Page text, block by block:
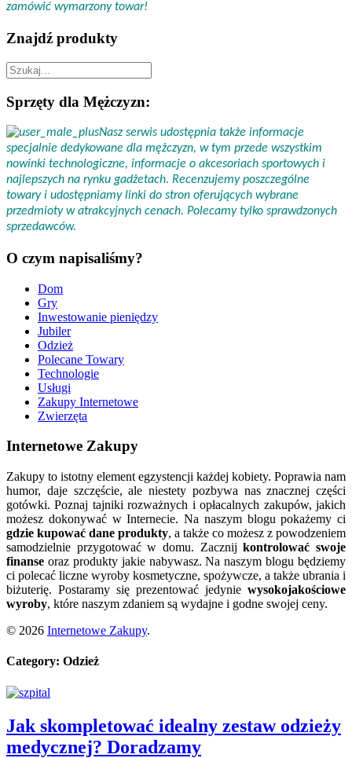
zamówić wymarzony towar!
Znajdź produkty
Sprzęty dla Mężczyzn:
Nasz serwis udostępnia także informacje
specjalnie dedykowane dla mężczyzn, w tym przede wszystkim
nowinki technologiczne, informacje o akcesoriach sportowych i
najlepszych na rynku gadżetach. Recenzujemy poszczególne
towary i udostępniamy linki do stron oferujących wybrane
przedmioty w atrakcyjnych cenach. Polecamy tylko sprawdzonych
sprzedawców.
O czym napisaliśmy?
Dom
Gry
Inwestowanie pieniędzy
Jubiler
Odzież
Polecane Towary
Technologie
Usługi
Zakupy Internetowe
Zwierzęta
Internetowe Zakupy
Zakupy to istotny element egzystencji każdej kobiety. Poprawia nam
humor, daje szczęście, ale niestety pozbywa nas znacznej części
gotówki. Poznaj tajniki rozważnych i opłacalnych zakupów, jakich
możesz dokonywać w Internecie. Na naszym blogu pokażemy ci
gdzie kupować dane produkty, a także co możesz z powodzeniem
samodzielnie przygotować w domu. Zacznijkontrolować swoje
finanse oraz produkty jakie nabywasz. Na naszym blogu będziemy
ci polecać liczne wyroby kosmetyczne, spożywcze, a także ubrania i
biżuterię. Postaramy się prezentować jedynie wysokojakościowe
wyroby, które naszym zdaniem są wydajne i godne swojej ceny.
© 2026 Internetowe Zakupy.
Category: Odzież
Jak skompletować idealny zestaw odzieży
medycznej? Doradzamy